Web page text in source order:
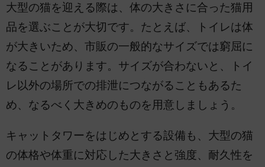
大型の猫を迎える際は、体の大きさに合った猫用
品を選ぶことが大切です。たとえば、トイレは体
が大きいため、市販の一般的なサイズでは窮屈に
なることがあります。サイズが合わないと、トイ
レ以外の場所での排泄につながることもあるた
め、なるべく大きめのものを用意しましょう。
キャットタワーをはじめとする設備も、大型の猫
の体格や体重に対応した大きさと強度、耐久性を